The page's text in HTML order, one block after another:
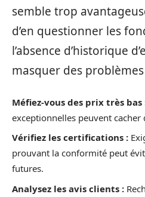
semble trop
d’en questionner les
l’absence d’historique
masquer des
Méfiez-vous des prix très bas
exceptionnelles peuvent cacher
Vérifiez les certifications :
prouvant la conformité peut
futures.
Analysez les avis clients :